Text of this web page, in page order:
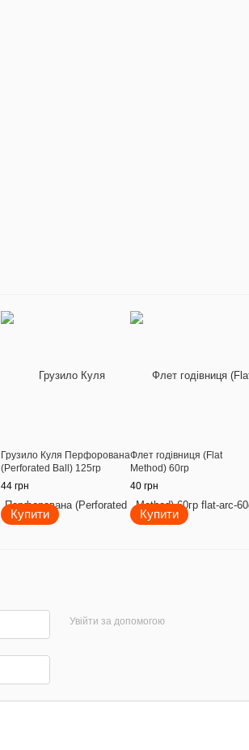
Грузило Куля Перфорована
(Perforated Ball) 125гр
44 грн
Купити
Флет годівниця (Flat
Method) 60гр
40 грн
Купити
Увійти за допомогою